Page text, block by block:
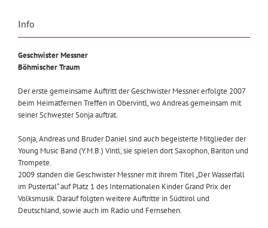
Info
Geschwister Messner
Böhmischer Traum
Der erste gemeinsame Auftritt der Geschwister Messner erfolgte 2007
beim Heimatfernen Treffen in Obervintl, wo Andreas gemeinsam mit
seiner Schwester Sonja auftrat.
Sonja, Andreas und Bruder Daniel sind auch begeisterte Mitglieder der
Young Music Band (Y.M.B.) Vintl, sie spielen dort Saxophon, Bariton und
Trompete.
2009 standen die Geschwister Messner mit ihrem Titel „Der Wasserfall
im Pustertal“ auf Platz 1 des Internationalen Kinder Grand Prix der
Volksmusik. Darauf folgten weitere Auftritte in Südtirol und
Deutschland, sowie auch im Radio und Fernsehen.